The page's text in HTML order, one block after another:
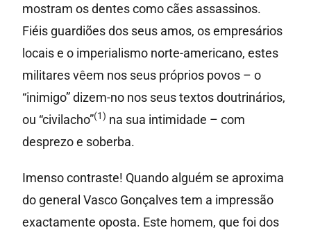
mostram os dentes como cães assassinos.
Fiéis guardiões dos seus amos, os empresários
locais e o imperialismo norte-americano, estes
militares vêem nos seus próprios povos – o
“inimigo” dizem-no nos seus textos doutrinários,
ou “civilacho”(1) na sua intimidade – com
desprezo e soberba.
Imenso contraste! Quando alguém se aproxima
do general Vasco Gonçalves tem a impressão
exactamente oposta. Este homem, que foi dos